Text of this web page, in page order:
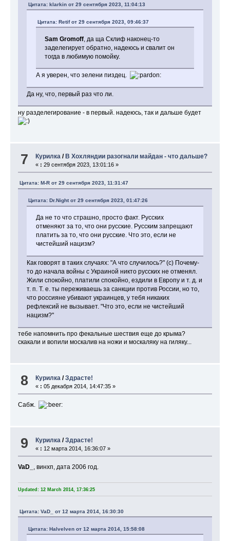
Цитата: klarkin от 29 сентября 2023, 11:04:13
Цитата: Retif от 29 сентября 2023, 09:46:37
Sam Gromoff , да ща Склиф наконец-то
заделегирует обратно, надеюсь и свалит он
тогда в любимую помойку.
А я уверен, что зелени пиздец.
Да ну, что, первый раз что ли.
ну разделегирование - в первый. надеюсь, так и дальше будет
7 Курилка / В Хохляндии разогнали майдан - что дальше?
« : 29 сентября 2023, 13:01:16 »
Цитата: M-R от 29 сентября 2023, 11:31:47
Цитата: Dr.Night от 29 сентября 2023, 01:47:26
Да не то что страшно, просто факт. Русских
отменяют за то, что они русские. Русским запрещают
платить за то, что они русские. Что это, если не
чистейший нацизм?
Как говорят в таких случаях: "А что случилось?" (с) Почему-
то до начала войны с Украиной никто русских не отменял.
Жили спокойно, платили спокойно, ездили в Европу и т. д. и
т. п. Т. е. ты переживаешь за санкции против России, но то,
что россияне убивают украинцев, у тебя никаких
рефлексий не вызывает. "Что это, если не чистейший
нацизм?"
тебе напомнить про фекальные шествия еще до крыма?
скакали и вопили москалив на ножи и москаляку на гиляку...
8 Курилка /Здрасте!
« : 05 декабря 2014, 14:47:35 »
Сабж.
9 Курилка /Здрасте!
« : 12 марта 2014, 16:36:07 »
VaD_ , винхп, дата 2006 год.
Updated: 12 March 2014, 17:36:25
Цитата: VaD_ от 12 марта 2014, 16:30:30
Цитата: Halvelven от 12 марта 2014, 15:58:08